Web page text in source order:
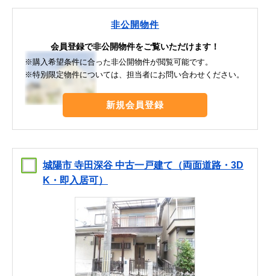
非公開物件
会員登録で非公開物件をご覧いただけます！
※購入希望条件に合った非公開物件が閲覧可能です。
※特別限定物件については、担当者にお問い合わせください。
新規会員登録
城陽市 寺田深谷 中古一戸建て（両面道路・3D
K・即入居可）